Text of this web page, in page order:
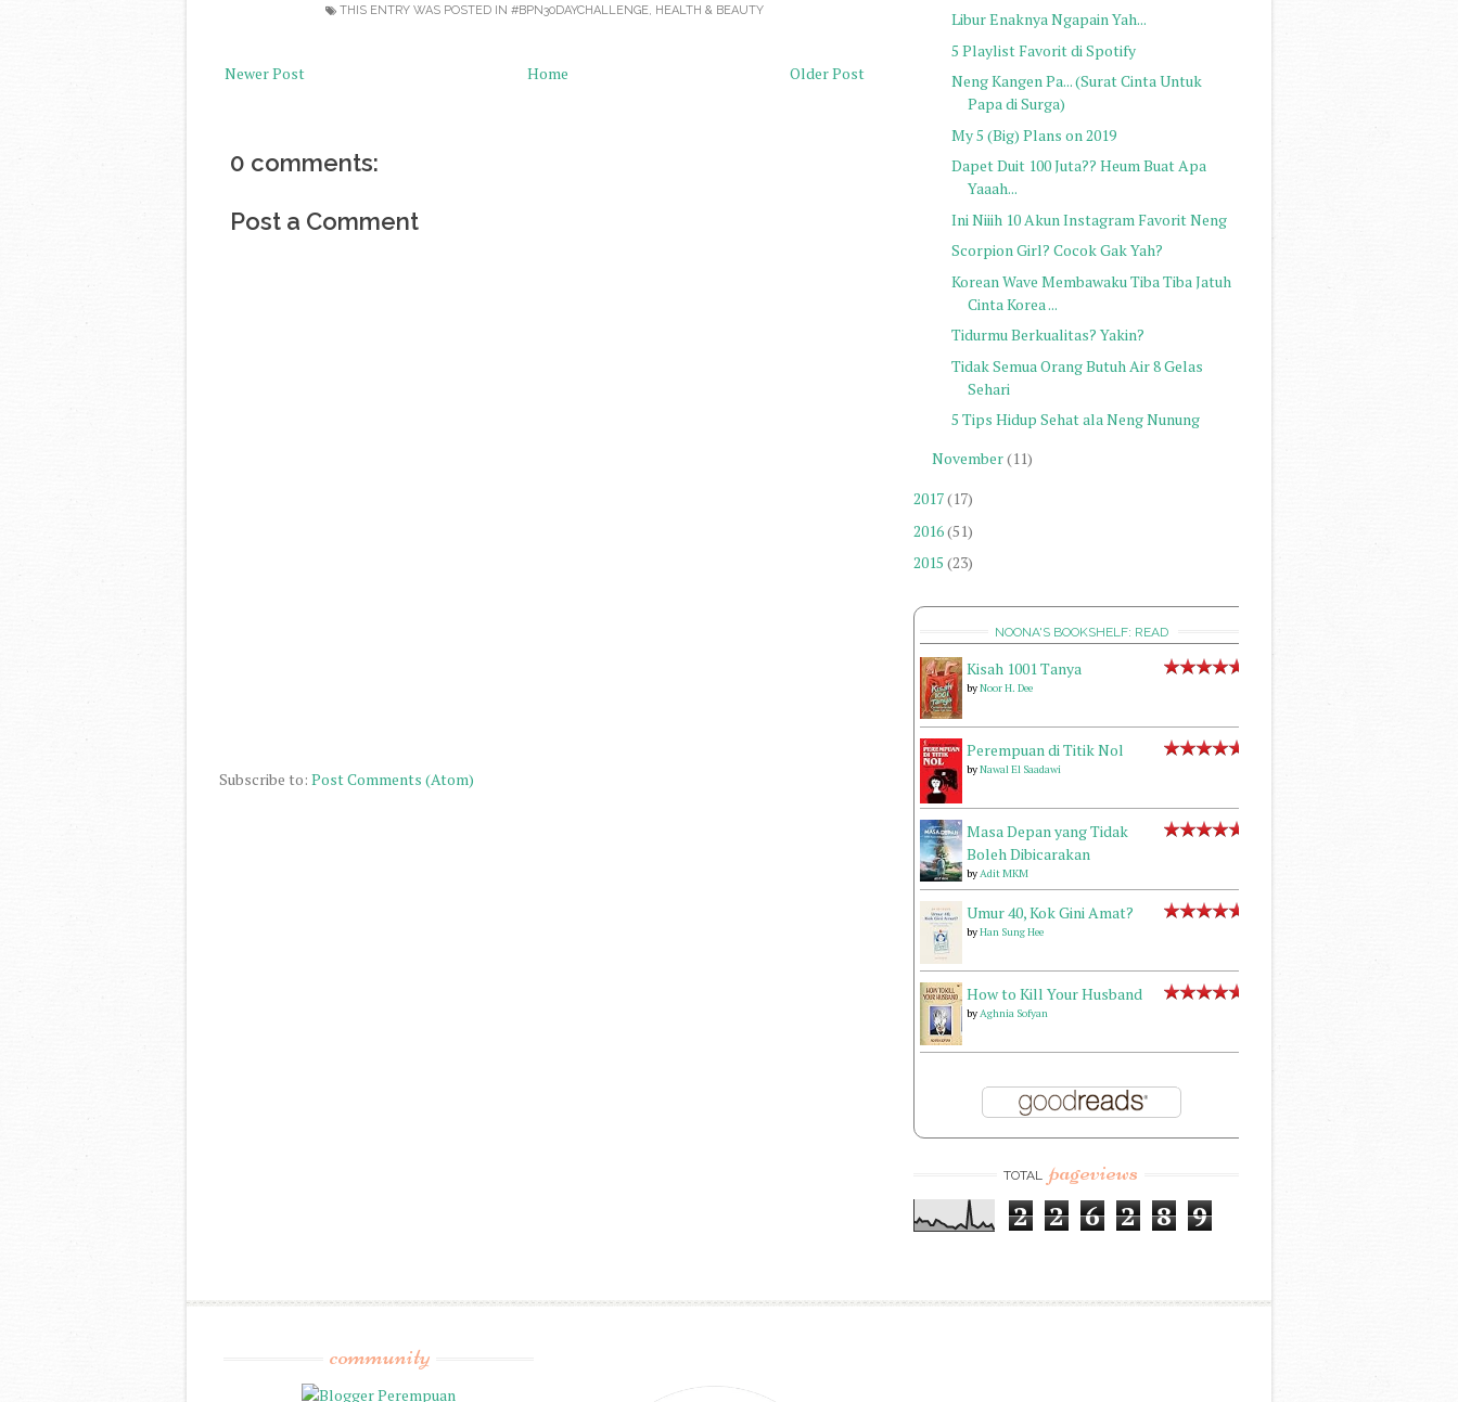
THIS ENTRY WAS POSTED IN #BPN30DAYCHALLENGE, HEALTH & BEAUTY
Newer Post Older Post
Home
0 comments:
Post a Comment
Subscribe to: Post Comments (Atom)
Libur Enaknya Ngapain Yah...
5 Playlist Favorit di Spotify
Neng Kangen Pa... (Surat Cinta Untuk
Papa di Surga)
My 5 (Big) Plans on 2019
Dapet Duit 100 Juta?? Heum Buat Apa
Yaaah...
Ini Niiih 10 Akun Instagram Favorit Neng
Scorpion Girl? Cocok Gak Yah?
Korean Wave Membawaku Tiba Tiba Jatuh
Cinta Korea ...
Tidurmu Berkualitas? Yakin?
Tidak Semua Orang Butuh Air 8 Gelas
Sehari
5 Tips Hidup Sehat ala Neng Nunung
November(11)
2017(17)
2016(51)
2015 (23)
NOONA'S BOOKSHELF: READ
Kisah 1001 Tanya
byNoor H. Dee
Perempuan di Titik Nol
byNawal El Saadawi
Masa Depan yang Tidak
Boleh Dibicarakan
byAdit MKM
Umur 40, Kok Gini Amat?
byHan Sung Hee
How to Kill Your Husband
byAghnia Sofyan
TOTAL pageviews
2 2 6 2 8 9
community